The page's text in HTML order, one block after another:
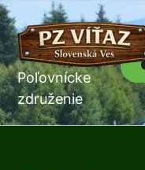
Skip
to
content
Poľovnícke
združenie